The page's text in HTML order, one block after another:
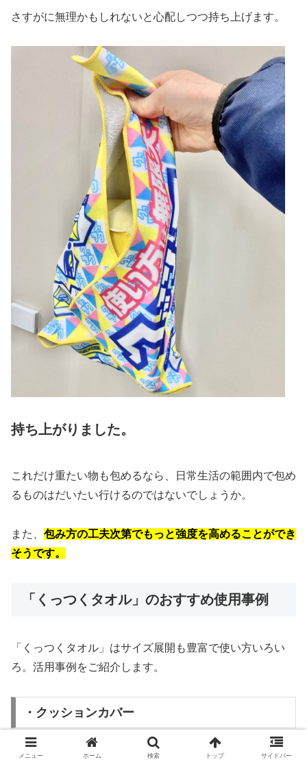
さすがに無理かもしれないと心配しつつ持ち上げます。
持ち上がりました。
これだけ重たい物も包めるなら、日常生活の範囲内で包め
るものはだいたい行けるのではないでしょうか。
また、 包み方の工夫次第でもっと強度を高めることができ
そうです。
「くっつくタオル」のおすすめ使用事例
「くっつくタオル」はサイズ展開も豊富で使い方いろい
ろ。活用事例をご紹介します。
・クッションカバー
メニュー ホーム 検索 トップ サイドバー